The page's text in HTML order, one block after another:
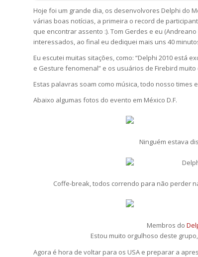
Hoje foi um grande dia, os desenvolvores Delphi do
várias boas notícias, a primeira o record de
que encontrar assento :). Tom Gerdes e eu
interessados, ao final eu dediquei mais uns 40
Eu escutei muitas sitações, como: “Delphi 2010 está
e Gesture fenomenal” e os usuários de Firebird muito
Estas palavras soam como música, todo nosso times
Abaixo algumas fotos do evento em México D.F.
Ninguém estava
Coffe-break, todos correndo para não perder
Membros do
Estou muito orgulhoso deste
Agora é hora de voltar para os USA e preparar a